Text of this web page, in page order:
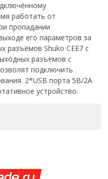
работать от
пропадании
его параметров за
разъёмов Shuko CEE7 с
разъёмов с
подключить
2*USB порта 5В/2А
устройство.